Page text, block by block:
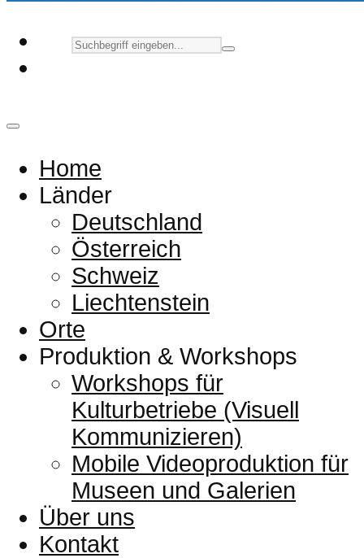
Home
Länder
Deutschland
Österreich
Schweiz
Liechtenstein
Orte
Produktion & Workshops
Workshops für
Kulturbetriebe (Visuell
Kommunizieren)
Mobile Videoproduktion für
Museen und Galerien
Über uns
Kontakt